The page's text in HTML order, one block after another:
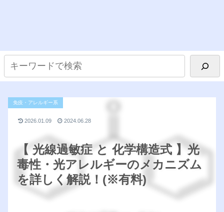
【 光線過敏症 と 化学構造式 】光
毒性・光アレルギーのメカニズム
を詳しく解説！(※有料)
免疫・アレルギー系
2026.01.09 2024.06.28